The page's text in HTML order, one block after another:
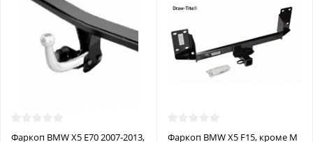
Фаркоп BMW X5 E70 2007-2013,
Фаркоп BMW X5 F15, кроме M